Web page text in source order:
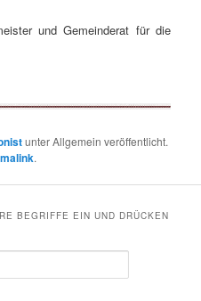
und Gemeinderat für die
unter Allgemein veröffentlicht.
.
BEGRIFFE EIN UND DRÜCKEN